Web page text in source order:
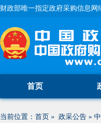
财政部唯一指定政府采购信息
首页
当前位置： 首页 » 政采公告 »